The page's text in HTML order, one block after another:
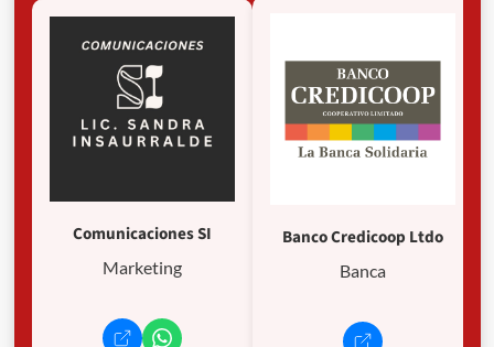
Comunicaciones SI
Marketing
Banco Credicoop Ltdo
Banca